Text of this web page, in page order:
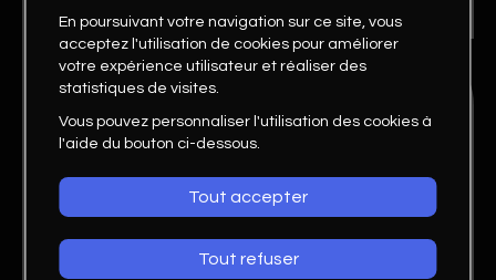
En poursuivant votre navigation sur ce site, vous
acceptez l'utilisation de cookies pour améliorer
votre expérience utilisateur et réaliser des
statistiques de visites.
Vous pouvez personnaliser l'utilisation des cookies à
l'aide du bouton ci-dessous.
Tout accepter
Tout refuser